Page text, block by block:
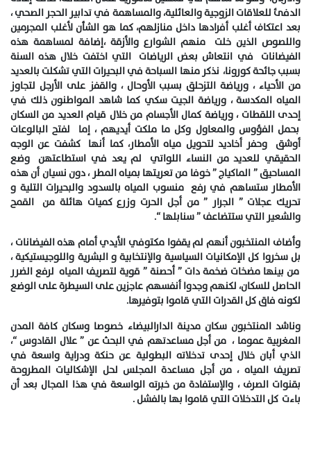
الدفئ للعلاقات الزوجية والعائلية، والمساهمة في تدابير الحجر الصحي ،
بعد اعتكاف أغلب أفرادها داخل منازلهم، كما هو الشأن لأغلب المجرمين
واللصوص الذين خلت منهم الشوارع والأزقة ،إضافة لمساهمة هذه
الفيضانات في انتعاش بعض الرياضات التي اختفت خلال هذه السنة
بسبب جائحة كورونا، نذكر منها السباحة في البحيرات التي تشكلت بالعديد
من الأحياء ، ورياضة التزحلق بسبب الأوحال ، والقفز على الأرجل لتجاوز
المياه المكدسة ، ورياضة الجيت سكي كما شاهد المواطنون ذلك في
إحدى اللقطات ، ورياضة كمال الأجسام من خلال قيام العديد من السكان
بحمل الفؤوس والمعاول وكل ما ملكت أيديهم ، إما لفتح البالوعات
أوشق وحفر أخاديد لتحويل مياه الأمطار، كما أنها كشفت عن الوجه
الحقيقي للعديد من النساء اللواتي لم يعد في استطاعتهن وضع
المساحيق ” الماكياج ” خوفا من تعريتها بمياه المطر ، دون نسيان أن هذه
الأمطار ستساهم في رفع منسوب المياه بالسدود والبحيرات التلية و
تحريك عجلات ” الجرار ” من أجل الحرت وزرع كميات هائلة من القمح
والشعير التي ستتضاعف ” سنابلها “.
وأضاف المنتخبون أنهم لم يقفوا مكتوفي الأيدي أمام هذه الفيضانات ،
بل سخروا كل الإمكانيات السياسية والإنتخابية و البشرية واللوجيستيكية ،
من بينها مضخات ضخمة دات ” أحصنة ” قوية لتصريف المياه لرفع الضرر
الحاصل للسكان، لكنهم وجدوا أنفسهم عاجزين على السيطرة على الوضع
لكونه فاق كل القدرات التي قاموا بتوفيرها.
وناشد المنتخبون سكان مدينة الدارالبيضاء خصوصا وسكان كافة المدن
المغربية عموما ، من أجل مساعدتهم في البحث عن ” علال القادوس “،
الذي أبان خلال إحدى تدخلاته البطولية عن حنكة ودراية واسعة في
تصريف المياه ، من أجل مساعدة المجلس لحل الإشكاليات المطروحة
بقنوات الصرف ، والإستفادة من خبرته الواسعة في هذا المجال بعد أن
باءت كل التدخلات التي قاموا بها بالفشل .